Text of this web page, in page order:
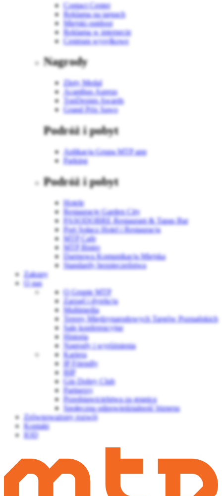
Contact Center
Reklama na targach
Miejski outdoor
Reklama w internecie
Centrum wysyłkowe
Nagrody
Złoty Medal
Acanthus Aureus
TopDesign Awards
Grand Prix Sawo
Podróż i pobyt
Aplikacja Grupa MTP app
Parking
Podróż i pobyt
Hotele
Restauracje Garden City
PASODOBRE Restaurant & Tapas Bar
Port Sołacz Hotel i Restauracja
MTP Cafe
MTP Bistro
Darmowa Komunikacja Miejska
Standardy bezpieczeństwa
Zakupy
O nas
O Grupie MTP
Zarząd i dyrekcja
Multimedia
Tereny Międzynarodowych Targów Poznańskich
Sale konferencyjne
Historia
Nagrody i wyróżnienia
Kariera
IP Friendly
BIP
Gin Dobry Club
Partnerzy
Przedstawicielstwa za granicą
Społeczna odpowiedzialność biznesu
Zrównoważony rozwój
Kontakt
IOD